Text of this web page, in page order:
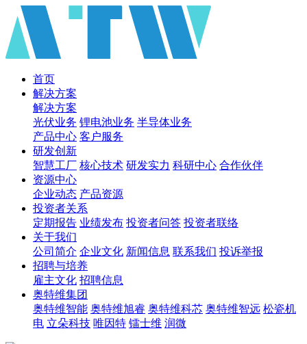
首页
解决方案
解决方案
光伏业务 锂电池业务 半导体业务
产品中心 客户服务
研发创新
智慧工厂 核心技术 研发实力 科研中心 合作伙伴
资源中心
企业动态 产品资源
投资者关系
定期报告 业绩发布 投资者问答 投资者联络
关于我们
公司简介 企业文化 新闻信息 联系我们 投诉举报
招聘与培养
雇主文化 招聘信息
奥特维集团
奥特维智能 奥特维旭睿 奥特维科芯 奥特维智远 松瓷机
电 立朵科技 唯因特 镭士维 润微